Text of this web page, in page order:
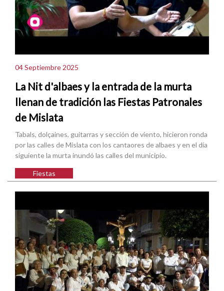
04 Septiembre 2025
La Nit d'albaes y la entrada de la murta
llenan de tradición las Fiestas Patronales
de Mislata
Tabals, dolçaines, guitarras y sección de viento, hicieron ronda
por las calles de Mislata con los cantaores de albaes y en el día
siguiente la murta inundó las calles del municipio.
Fiestas